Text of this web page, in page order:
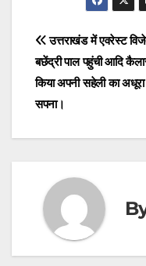
s
A
p
c
e
b
o
k
Post
उत्तराखंड में एवरेस्ट
बछेंद्री पाल पहुंची आदि
किया अपनी सहेली का अधूरा
सपना।